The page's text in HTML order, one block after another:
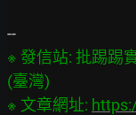
※ 發信站: 批踢踢
(臺灣)
※ 文章網址: